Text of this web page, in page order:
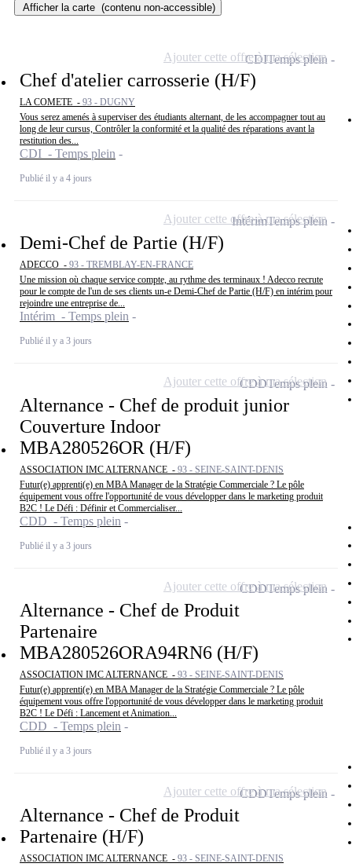
Afficher la carte (contenu non-accessible)
Chef d'atelier carrosserie (H/F)
LA COMETE - 93 - DUGNY
Vous serez amenés à superviser des étudiants alternant, de les accompagner tout au
long de leur cursus, Contrôler la conformité et la qualité des réparations avant la
restitution des...
CDI - Temps plein
Publié il y a 4 jours
CDITemps plein
Ajouter cette offre à ma sélection
Demi-Chef de Partie (H/F)
ADECCO - 93 - TREMBLAY-EN-FRANCE
Une mission où chaque service compte, au rythme des terminaux ! Adecco recrute
pour le compte de l'un de ses clients un-e Demi-Chef de Partie (H/F) en intérim pour
rejoindre une entreprise de...
Intérim - Temps plein
Publié il y a 3 jours
IntérimTemps plein
Ajouter cette offre à ma sélection
Alternance - Chef de produit junior
Couverture Indoor
MBA280526OR (H/F)
ASSOCIATION IMC ALTERNANCE - 93 - SEINE-SAINT-DENIS
Futur(e) apprenti(e) en MBA Manager de la Stratégie Commerciale ? Le pôle
équipement vous offre l'opportunité de vous développer dans le marketing produit
B2C ! Le Défi : Définir et Commercialiser...
CDD - Temps plein
Publié il y a 3 jours
CDDTemps plein
Ajouter cette offre à ma sélection
Alternance - Chef de Produit
Partenaire
MBA280526ORA94RN6 (H/F)
ASSOCIATION IMC ALTERNANCE - 93 - SEINE-SAINT-DENIS
Futur(e) apprenti(e) en MBA Manager de la Stratégie Commerciale ? Le pôle
équipement vous offre l'opportunité de vous développer dans le marketing produit
B2C ! Le Défi : Lancement et Animation...
CDD - Temps plein
Publié il y a 3 jours
CDDTemps plein
Ajouter cette offre à ma sélection
Alternance - Chef de Produit
Partenaire (H/F)
ASSOCIATION IMC ALTERNANCE - 93 - SEINE-SAINT-DENIS
CDDTemps plein
Ajouter cette offre à ma sélection